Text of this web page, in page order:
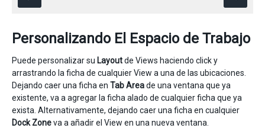
Personalizando El Espacio de Trabajo
Puede personalizar su Layoutde Views haciendo click y
arrastrando la ficha de cualquier View a una de las ubicaciones.
Dejando caer una ficha en Tab Areade una ventana que ya
existente, va a agregar la ficha alado de cualquier ficha que ya
exista. Alternativamente, dejando caer una ficha en cualquier
Dock Zoneva a añadir el View en una nueva ventana.